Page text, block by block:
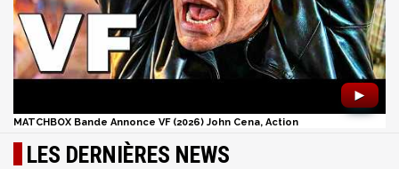
►
MATCHBOX Bande Annonce VF (2026) John Cena, Action
LES DERNIÈRES NEWS